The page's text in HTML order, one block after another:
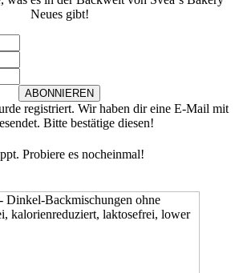
Neues gibt!
ABONNIEREN
registriert. Wir haben dir eine E-Mail mit
Bitte bestätige diesen!
Probiere es nocheinmal!